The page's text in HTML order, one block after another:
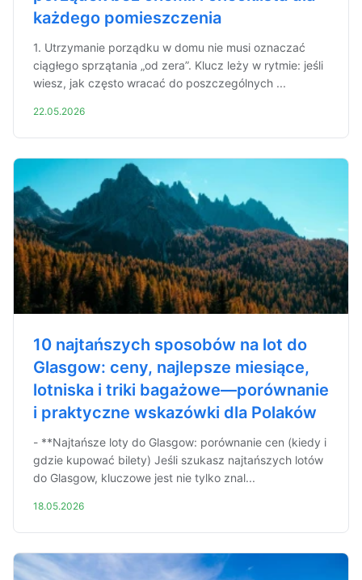
każdego pomieszczenia
1. Utrzymanie porządku w domu nie musi oznaczać
ciągłego sprzątania „od zera”. Klucz leży w rytmie: jeśli
wiesz, jak często wracać do poszczególnych ...
22.05.2026
10 najtańszych sposobów na lot do
Glasgow: ceny, najlepsze miesiące,
lotniska i triki bagażowe—porównanie
i praktyczne wskazówki dla Polaków
- **Najtańsze loty do Glasgow: porównanie cen (kiedy i
gdzie kupować bilety) Jeśli szukasz najtańszych lotów
do Glasgow, kluczowe jest nie tylko znal...
18.05.2026